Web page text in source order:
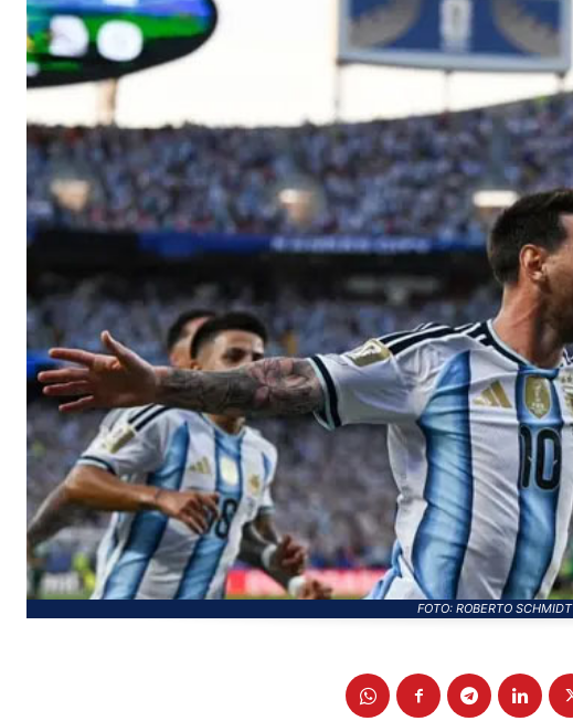
FOTO: ROBERTO SCHMIDT